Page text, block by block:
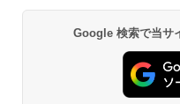
Google 検索で当サ